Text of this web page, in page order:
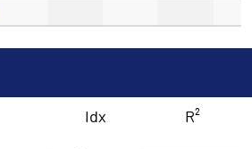
Idx R²